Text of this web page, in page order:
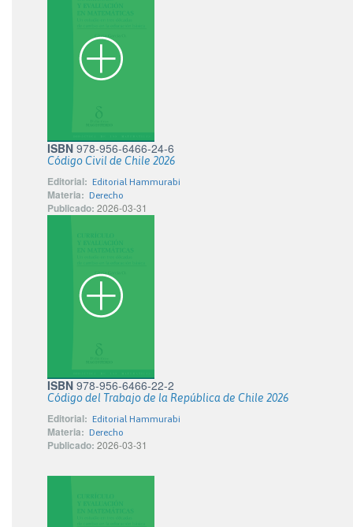
ISBN 978-956-6466-24-6
Código Civil de Chile 2026
Editorial: Editorial Hammurabi
Materia: Derecho
Publicado: 2026-03-31
ISBN 978-956-6466-22-2
Código del Trabajo de la República de Chile 2026
Editorial: Editorial Hammurabi
Materia: Derecho
Publicado: 2026-03-31